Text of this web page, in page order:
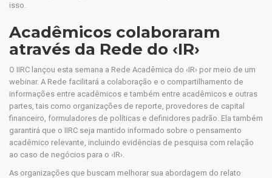
isso.
Acadêmicos colaboraram
através da Rede do ‹IR›
O IIRC lançou esta semana a Rede Acadêmica do ‹IR› por meio de um
webinar. A Rede facilitará a colaboração e o compartilhamento de
informações entre acadêmicos e também entre acadêmicos e outras
partes, tais como organizações de reporte, provedores de capital
financeiro, formuladores de políticas e definidores padrão. Ela também
garantirá que o IIRC seja mantido informado sobre o pensamento
acadêmico relevante, incluindo evidências de pesquisa com relação
ao caso de negócios para o ‹IR›.
As organizações que buscam melhorar sua abordagem do relato